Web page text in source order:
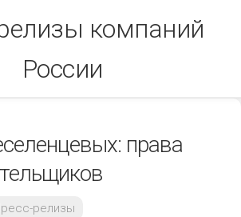
компаний
России
права
релизы